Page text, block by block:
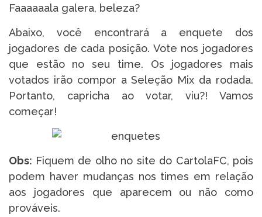
Faaaaaala galera, beleza?
Abaixo, você encontrará a enquete dos
jogadores de cada posição. Vote nos jogadores
que estão no seu time. Os jogadores mais
votados irão compor a Seleção Mix da rodada.
Portanto, capricha ao votar, viu?! Vamos
começar!
Obs: Fiquem de olho no site do CartolaFC, pois
podem haver mudanças nos times em relação
aos jogadores que aparecem ou não como
prováveis.